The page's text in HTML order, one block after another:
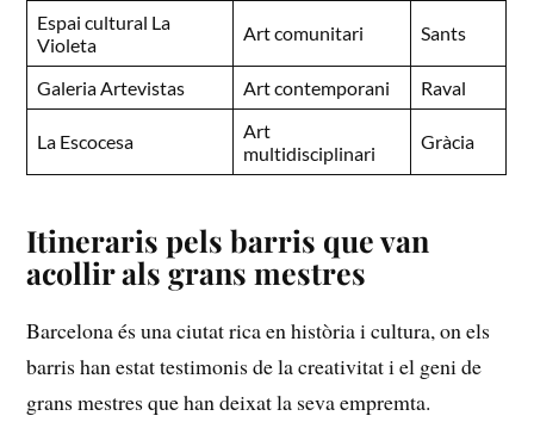
Espai cultural La
Violeta
Art comunitari Sants
Galeria Artevistas Art contemporani Raval
La Escocesa
Art​
multidisciplinari
Gràcia
Itineraris ⁤pels barris que van
⁢acollir als grans mestres
Barcelona és una ciutat rica en història i cultura, on els
barris⁣ han estat testimonis de la creativitat i el geni de
grans ‌mestres que han deixat la seva empremta.